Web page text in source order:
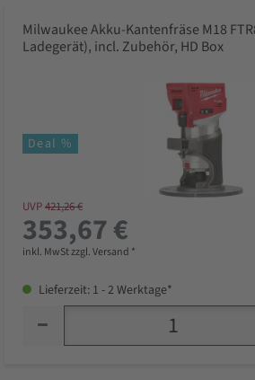
Milwaukee Akku-Kantenfräse M18
Ladegerät), incl. Zubehör, HD Box
Deal %
UVP421,26 €
353,67 €
inkl. MwSt zzgl. Versand *
Lieferzeit: 1 - 2 Werktage*